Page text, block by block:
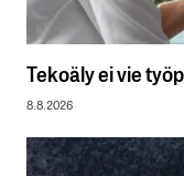
Tekoäly ei vie
8.8.2026